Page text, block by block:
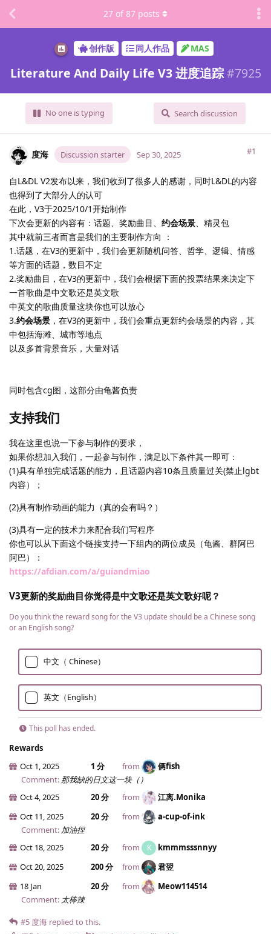
创作版 同人作品 MAS
Literature And Daily Life V3 进度追踪 #7925
No one is typing Search discussion
27 of 87 posts
度海 Discussion starter #1
Sep 30, 2025
自L&DL V2发布以来，我们收到了很多人的感谢，同时L&DL的内容
也得到了大部分人的认可
在此，V3于2025/10/1开始制作
下次会更新的内容有：话题、奖励曲目、 约会场景、精灵包
其中就前三者而言是我们的主要制作方向 ：
1.话题，在V3的更新中，我们会更新随机问答、哲学、逻辑、情感
等方面的话题，数目不定
2.奖励曲目，在V3的更新中，我们会根据下面的投票结果来决定下
一首歌曲是中文歌还是英文歌
中英文的歌曲质量这块你也可以放心
3.约会场景 ，在V3的更新中，我们会重点更新约会场景的内容，其
中包括海滩、城市等地点
以及多首背景音乐，大量对话
同时包含cg图，这部分由龟酱负责
支持我们
我在这里也说一下参与制作的要求，
如果你想加入我们，一起参与制作，满足以下条件其一即可：
(1)具有单独完成话题的能力，且话题内容10条且质量过关(禁止lgbt
内容）；
(2)具有制作动画的能力（真的会有吗？）
(3)具有一定的技术力来配合我们写程序
你也可以从下面这个链接支持一下组内的两位成员（龟酱、群阿巴
阿巴）：
https://afdian.com/a/guiandmiao
V3更新的奖励曲目你觉得是中文歌还是英文歌好呢？
Do you think the reward song for the V3 update should be a Chinese song
or an English song?
中文（ Chinese）
英文（English）
This poll has ended.
Rewards
Oct 1, 2025
1 分 from
俩fish
Comment: 那我缺的日文这一块（）
Oct 4, 2025
20 分 from
江离.​Monika
Oct 11, 2025
20 分 from
a-cup-of-ink
Comment: 加油捏
Oct 18, 2025
20 分 from K
kmmmsssnnyy
Oct 20, 2025
200 分 from
君翌
18 Jan
20 分 from
Meow114514
Comment: 太棒辣
#5 度海 replied to this.